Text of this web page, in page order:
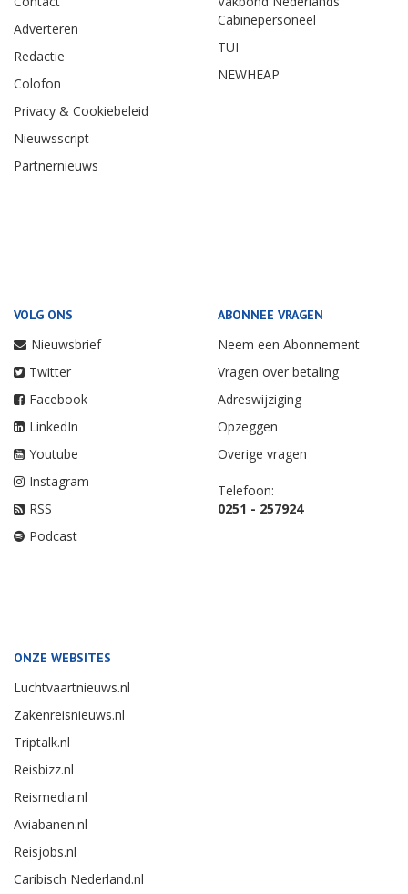
Adverteren
Redactie
Colofon
Privacy & Cookiebeleid
Nieuwsscript
Partnernieuws
Cabinepersoneel
TUI
NEWHEAP
VOLG ONS
Nieuwsbrief
Twitter
Facebook
LinkedIn
Youtube
Instagram
RSS
Podcast
ABONNEE VRAGEN
Neem een Abonnement
Vragen over betaling
Adreswijziging
Opzeggen
Overige vragen
Telefoon:
0251 - 257924
ONZE WEBSITES
Luchtvaartnieuws.nl
Zakenreisnieuws.nl
Triptalk.nl
Reisbizz.nl
Reismedia.nl
Aviabanen.nl
Reisjobs.nl
Caribisch Nederland.nl